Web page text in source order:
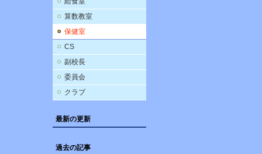
算数教室
保健室
CS
副校長
委員会
クラブ
最新の更新
過去の記事